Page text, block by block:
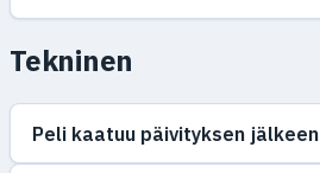
Tekninen
Peli kaatuu päivityksen jälkeen